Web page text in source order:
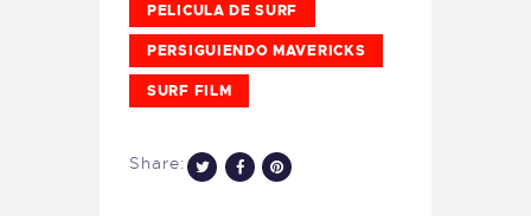
PELICULA DE SURF
PERSIGUIENDO MAVERICKS
SURF FILM
Share: